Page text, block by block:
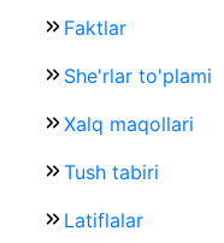
Faktlar
She'rlar to'plami
Xalq maqollari
Tush tabiri
Latiflalar